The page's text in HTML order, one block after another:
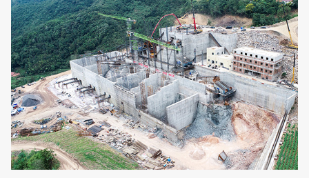
湖北省梦皓矿业时产2000吨砂石骨料生产线
项目坐标
湖北省荆州市
设计产能
时产2000吨
项目业主
梦皓矿业
生产原料
石灰岩
咨询该项目执行经理